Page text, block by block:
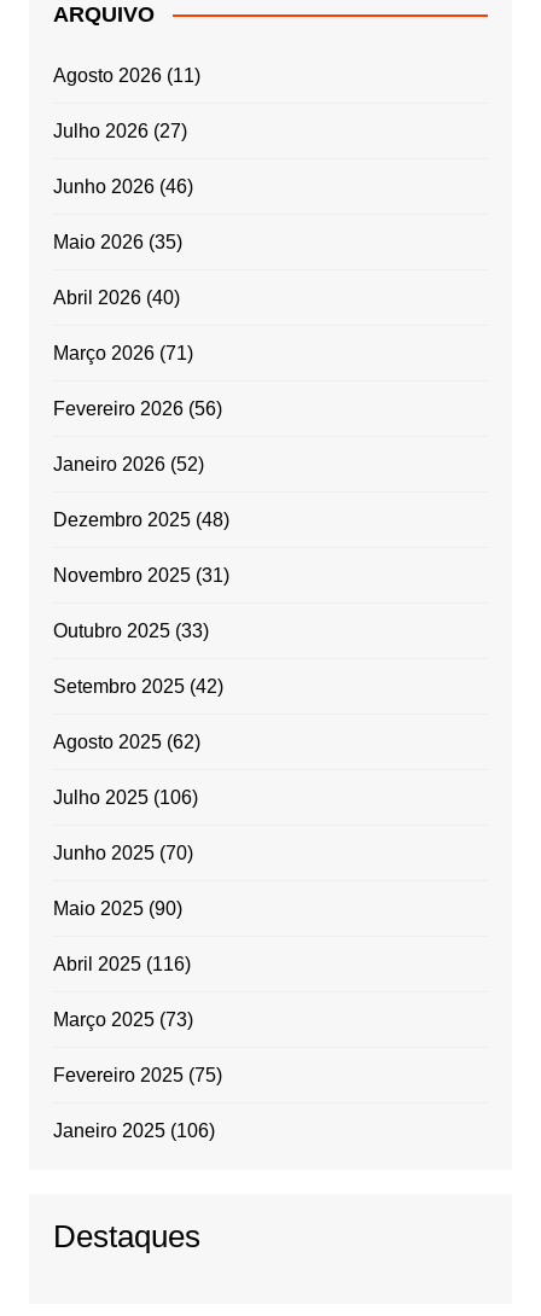
ARQUIVO
Agosto 2026(11)
Julho 2026(27)
Junho 2026(46)
Maio 2026(35)
Abril 2026(40)
Março 2026(71)
Fevereiro 2026(56)
Janeiro 2026(52)
Dezembro 2025(48)
Novembro 2025(31)
Outubro 2025(33)
Setembro 2025(42)
Agosto 2025(62)
Julho 2025(106)
Junho 2025(70)
Maio 2025(90)
Abril 2025(116)
Março 2025(73)
Fevereiro 2025(75)
Janeiro 2025(106)
Destaques